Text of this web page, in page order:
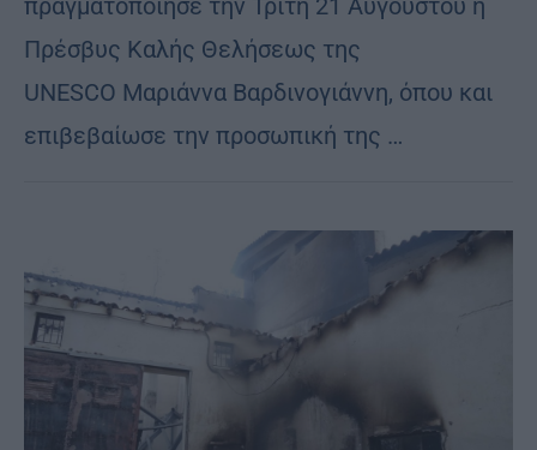
πραγματοποίησε την Τρίτη 21 Αυγούστου η
Πρέσβυς Καλής Θελήσεως της
UNESCO Μαριάννα Βαρδινογιάννη, όπου και
επιβεβαίωσε την προσωπική της …